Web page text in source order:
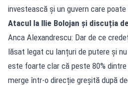
investească și un guvern care
Atacul la Ilie Bolojan și discuția
Anca Alexandrescu: Dar de ce
lăsat legat cu lanțuri de putere și
este foarte clar că peste 80%
merge într-o direcție greșită după